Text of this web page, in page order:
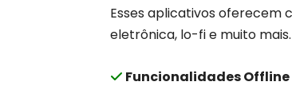
Esses aplicativos oferecem
eletrônica, lo-fi e muito mais.
Funcionalidades Offline